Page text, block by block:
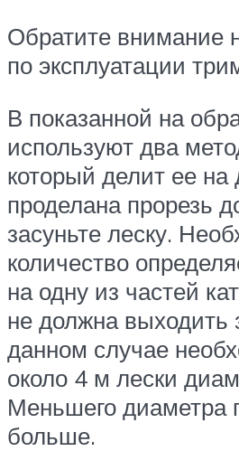
Обратите внимание
по эксплуатации
В показанной на
используют два
который делит ее на
проделана прорезь
засуньте леску.
количество
на одну из частей
не должна выходить
данном случае
около 4 м лески
Меньшего диаметра
больше.